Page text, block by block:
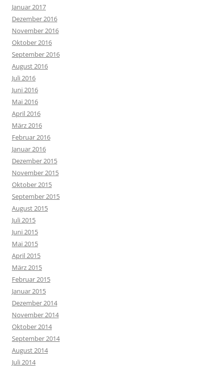
Januar 2017
Dezember 2016
November 2016
Oktober 2016
September 2016
August 2016
Juli 2016
Juni 2016
Mai 2016
April 2016
März 2016
Februar 2016
Januar 2016
Dezember 2015
November 2015
Oktober 2015
September 2015
August 2015
Juli 2015
Juni 2015
Mai 2015
April 2015
März 2015
Februar 2015
Januar 2015
Dezember 2014
November 2014
Oktober 2014
September 2014
August 2014
Juli 2014